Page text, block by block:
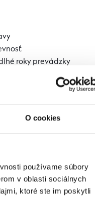
O cookies
používame súbory
v oblasti sociálnych
ktoré ste im poskytli
roky prevádzky